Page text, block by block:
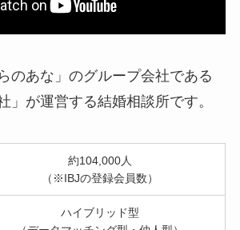
のあな」のグループ会社である
」が運営する結婚相談所です。
約104,000人
（※IBJの登録会員数）
ハイブリッド型